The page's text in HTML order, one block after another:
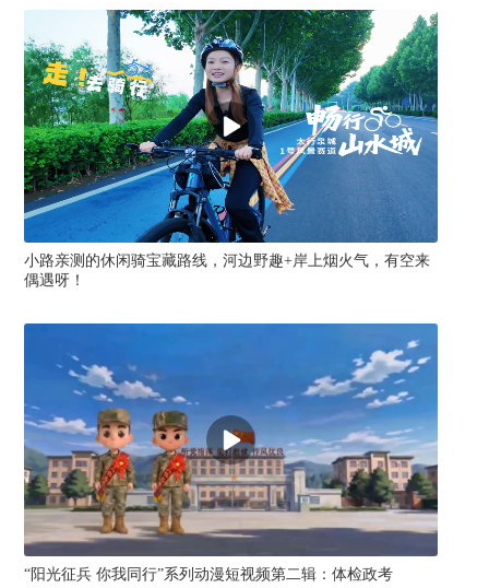
小路亲测的休闲骑宝藏路线，河边野趣+岸上烟火气，有空来
偶遇呀！
“阳光征兵 你我同行”系列动漫短视频第二辑：体检政考